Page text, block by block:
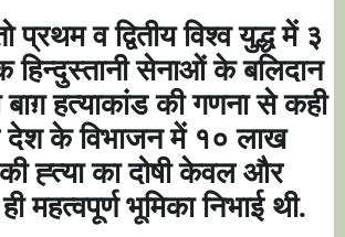
प्रथम व द्वितीय विश्व युद्ध में ३
सेनाओं के बलिदान
बाग़ हत्याकांड की गणना से कही
के विभाजन में १० लाख
की ह्त्या का दोषी केवल और
महत्वपूर्ण भूमिका निभाई थी.